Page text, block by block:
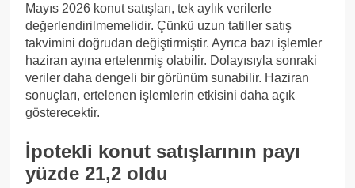
Mayıs 2026 konut satışları, tek aylık verilerle
değerlendirilmemelidir. Çünkü uzun tatiller satış
takvimini doğrudan değiştirmiştir. Ayrıca bazı işlemler
haziran ayına ertelenmiş olabilir. Dolayısıyla sonraki
veriler daha dengeli bir görünüm sunabilir. Haziran
sonuçları, ertelenen işlemlerin etkisini daha açık
gösterecektir.
İpotekli konut satışlarının payı
yüzde 21,2 oldu